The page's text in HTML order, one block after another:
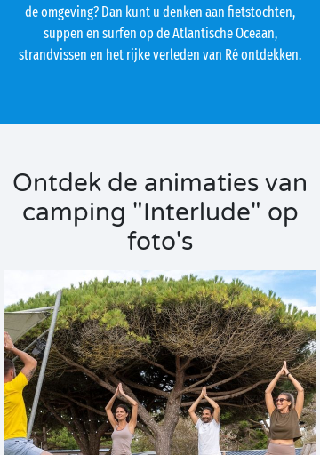
de omgeving? Dan kunt u denken aan fietstochten,
suppen en surfen op de Atlantische Oceaan,
strandvissen en het rijke verleden van Ré ontdekken.
Ontdek de animaties van
camping "Interlude" op
foto's